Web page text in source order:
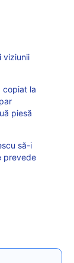
viziunii
copiat la
piesă
să-i
prevede